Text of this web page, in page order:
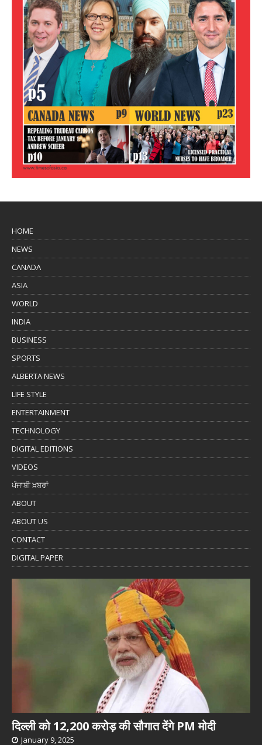
HOME
NEWS
CANADA
ASIA
WORLD
INDIA
BUSINESS
SPORTS
ALBERTA NEWS
LIFE STYLE
ENTERTAINMENT
TECHNOLOGY
DIGITAL EDITIONS
VIDEOS
ਪੰਜਾਬੀ ਖ਼ਬਰਾਂ
ABOUT
ABOUT US
CONTACT
DIGITAL PAPER
दिल्ली को 12,200 करोड़ की सौगात देंगे PM मोदी
January 9, 2025